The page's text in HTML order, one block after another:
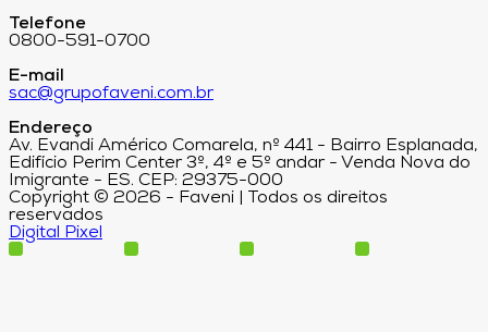
Telefone
0800-591-0700
E-mail
sac@grupofaveni.com.br
Endereço
Av. Evandi Américo Comarela, nº 441 - Bairro Esplanada,
Edifício Perim Center 3º, 4º e 5º andar - Venda Nova do
Imigrante - ES. CEP: 29375-000
Copyright © 2026 - Faveni | Todos os direitos
reservados
Digital Pixel